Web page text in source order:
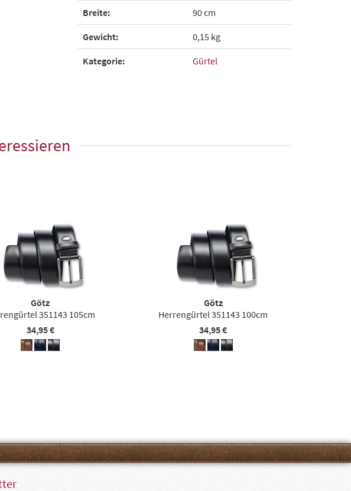
Breite: 90 cm
Gewicht: 0,15 kg
Kategorie: Gürtel
Götz
351143 105cm
34,95 €
Götz
Herrengürtel 351143 100cm
34,95 €